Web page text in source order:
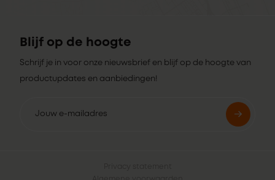
Blijf op de hoogte
Schrijf je in voor onze nieuwsbrief en blijf op de hoogte van
productupdates en aanbiedingen!